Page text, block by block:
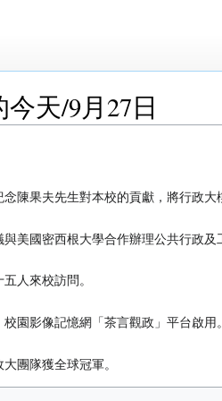
天/9月27日
陳果夫先生對本校的貢獻，將行政大
美國密西根大學合作辦理公共行政及
人來校訪問。
園影像記憶網「茶言觀政」平台啟用。
團隊獲全球冠軍。